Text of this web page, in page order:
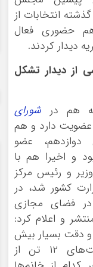
انتخابات از
آوردگاه ۱۴۰۲ هم حضوری فعال
دیدار کردند.
از دیدار تشکل
که هم درشورای
عضویت دارد و هم
عضو
و اخیرا هم با
و رئیس مرکز
کشور شد، در
فضای مجازی
و اعلام کرد:
و دقت بسیار بیش
از یک ساعت صحبت‌های ۱۲ تن از